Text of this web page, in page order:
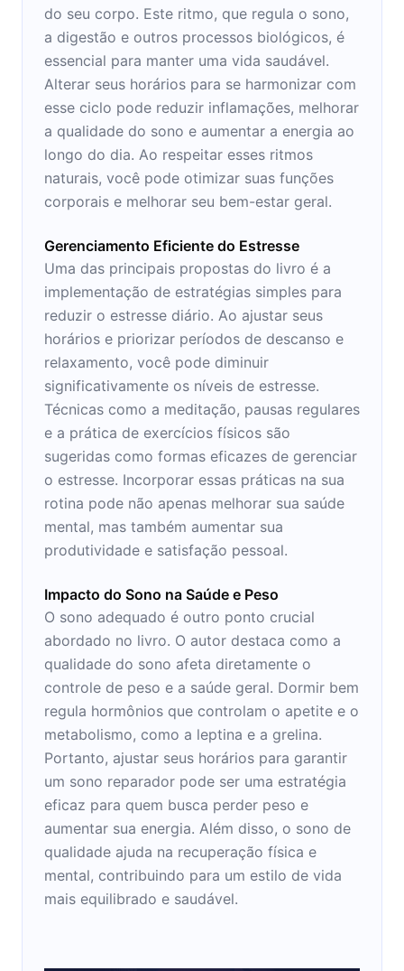
do seu corpo. Este ritmo, que regula o sono,
a digestão e outros processos biológicos, é
essencial para manter uma vida saudável.
Alterar seus horários para se harmonizar com
esse ciclo pode reduzir inflamações, melhorar
a qualidade do sono e aumentar a energia ao
longo do dia. Ao respeitar esses ritmos
naturais, você pode otimizar suas funções
corporais e melhorar seu bem-estar geral.
Gerenciamento Eficiente do Estresse
Uma das principais propostas do livro é a
implementação de estratégias simples para
reduzir o estresse diário. Ao ajustar seus
horários e priorizar períodos de descanso e
relaxamento, você pode diminuir
significativamente os níveis de estresse.
Técnicas como a meditação, pausas regulares
e a prática de exercícios físicos são
sugeridas como formas eficazes de gerenciar
o estresse. Incorporar essas práticas na sua
rotina pode não apenas melhorar sua saúde
mental, mas também aumentar sua
produtividade e satisfação pessoal.
Impacto do Sono na Saúde e Peso
O sono adequado é outro ponto crucial
abordado no livro. O autor destaca como a
qualidade do sono afeta diretamente o
controle de peso e a saúde geral. Dormir bem
regula hormônios que controlam o apetite e o
metabolismo, como a leptina e a grelina.
Portanto, ajustar seus horários para garantir
um sono reparador pode ser uma estratégia
eficaz para quem busca perder peso e
aumentar sua energia. Além disso, o sono de
qualidade ajuda na recuperação física e
mental, contribuindo para um estilo de vida
mais equilibrado e saudável.